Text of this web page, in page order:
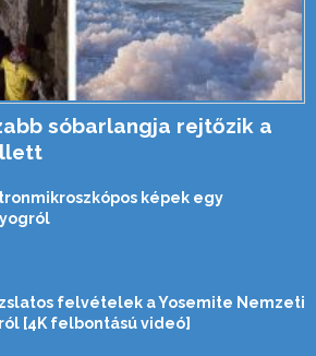
sóbarlangja rejtőzik a
képek egy
felvételek a Yosemite Nemzeti
[4K felbontású videó]